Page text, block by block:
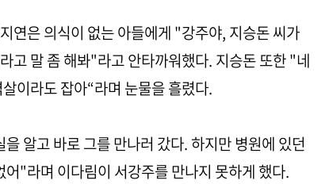
연은 의식이 없는 아들에게 "강주야, 지승돈 씨가
고 말 좀 해봐"라고 안타까워했다. 지승돈 또한 "네
이라도 잡아“라며 눈물을 흘렸다.
알고 바로 그를 만나러 갔다. 하지만 병원에 있던
"라며 이다림이 서강주를 만나지 못하게 했다.